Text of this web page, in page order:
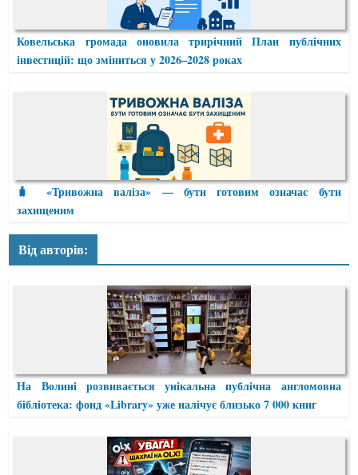
Ковельська громада оновила трирічний План публічних
інвестицій: що зміниться у 2026–2028 роках
🧳 «Тривожна валіза» — бути готовим означає бути
захищеним
Від авторів:
На Волині розвивається унікальна публічна англомовна
бібліотека: фонд «Library» уже налічує близько 7 000 книг